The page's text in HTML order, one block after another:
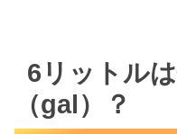
6リットル
（gal）？